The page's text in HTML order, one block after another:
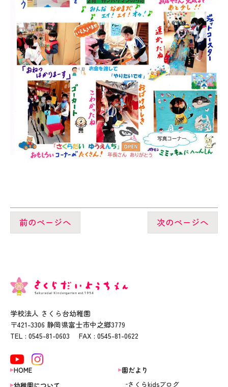
前のページへ 次のページへ
学校法人 さくら台幼稚園
〒421-3306 静岡県富士市中之郷3779
TEL : 0545-81-0603 FAX : 0545-81-0622
HOME
幼稚園について
園だより
さくらkidsブログ